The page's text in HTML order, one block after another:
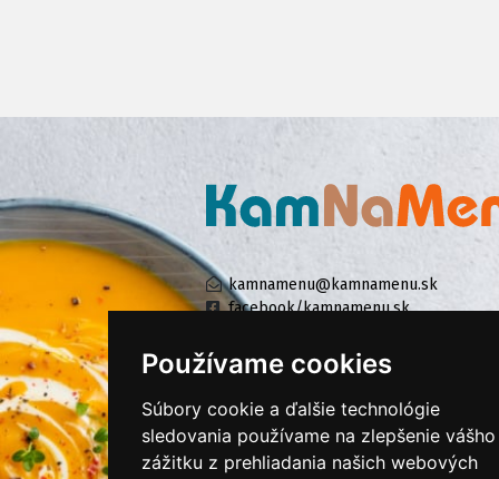
Používame cookies
Súbory cookie a ďalšie technológie
sledovania používame na zlepšenie vášho
zážitku z prehliadania našich webových
kamnamenu@kamnamenu.sk
facebook/kamnamenu.sk
KONTAKTUJTE NÁS